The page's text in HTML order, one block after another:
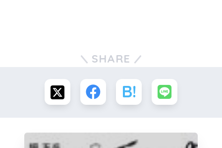
SHARE